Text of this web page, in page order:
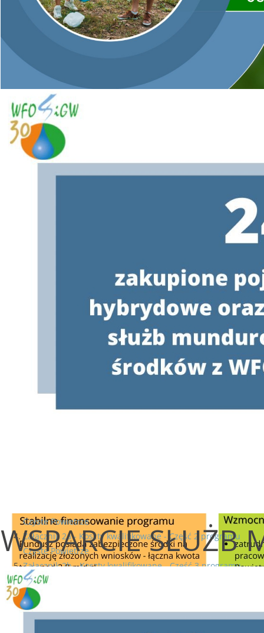
WSPARCIE SŁUŻB
wodnej, organizacje branżowe i pozarządowe, zmodyfikowano
niektóre zapisy we wszystkich częściach programu i jego
Najważniejsze ze zmian, które niebawem będą obowiązywać
Uwzględnienie możliwości finansowania z „Czystego
Powietrza”, gdy dofinansowanie łączy się z gminnymi
programami parasolowymi, w których wnioskodawca nie
staje się właścicielem kotła do zakończenia okresu
trwałości;
Umożliwianie dłuższej realizacji projektu, gdy opóźnienie
rozliczenia wynika z przesunięcia terminu przyłączenia
Dopuszczenie kotłów dwupaliwowych na drewno
Doprecyzowanie wymagań dla przewodów kominowych w
Zmiany do programu „Czyste Powietrze” zostały już
zaopiniowane przez Ministerstwo Klimatu i Środowiska oraz
przyjęte 17.12.2021 r. przez Radę Nadzorczą Narodowego
Funduszu Ochrony Środowiska i Gospodarki Wodnej. Obecnie
konieczna do uruchomienia naboru na nowych warunkach.
styczniu 2022 r.
Czyste Powietrze
Załącznik 2a - Koszty kwalifikowane - Część 2 programu
Czyste Powietrze
Załącznik 2b - Koszty kwalifikowane - Część 3 programu
Czyste Powietrze
czystepowietrze